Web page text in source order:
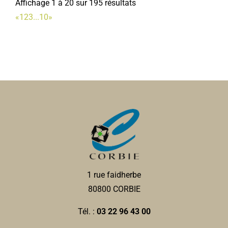
09 83 93 51 32
Boulangerie-Pâtisserie-Confiserie-Restaurant
0322484421
Collège privé Ste Colette
2, place Jean Catelas, 80800 CORBIE
0322480948
DAILLY & DELEFORTRIE
Affichage 1 à 20 sur 195 résultats
«123...10»
1 rue faidherbe
80800 CORBIE
Tél. : 03 22 96 43 00